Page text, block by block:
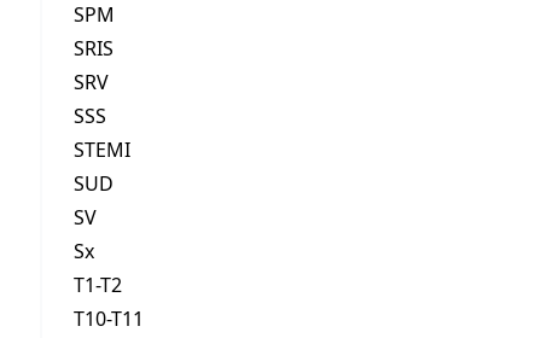
SPM
SRIS
SRV
SSS
STEMI
SUD
SV
Sx
T1-T2
T10-T11